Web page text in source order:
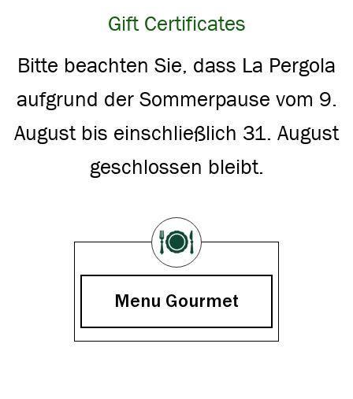
Gift Certificates
Bitte beachten Sie, dass La Pergola
aufgrund der Sommerpause vom 9.
August bis einschließlich 31. August
geschlossen bleibt.
Menu Gourmet